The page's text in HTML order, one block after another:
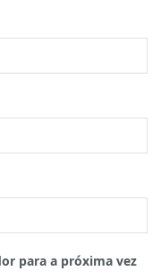
para a próxima vez